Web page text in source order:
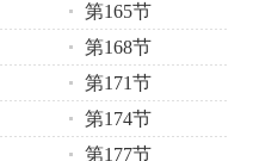
第165节
第168节
第171节
第174节
第177节